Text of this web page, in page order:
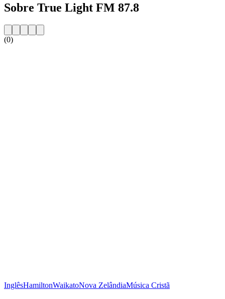
Sobre True Light FM 87.8
(0)
InglêsHamiltonWaikatoNova ZelândiaMúsica Cristã